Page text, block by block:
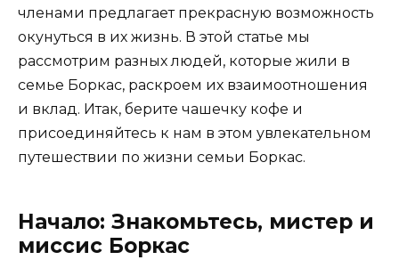
членами предлагает прекрасную возможность
окунуться в их жизнь. В этой статье мы
рассмотрим разных людей, которые жили в
семье Боркас, раскроем их взаимоотношения
и вклад. Итак, берите чашечку кофе и
присоединяйтесь к нам в этом увлекательном
путешествии по жизни семьи Боркас.
Начало: Знакомьтесь, мистер и
миссис Боркас